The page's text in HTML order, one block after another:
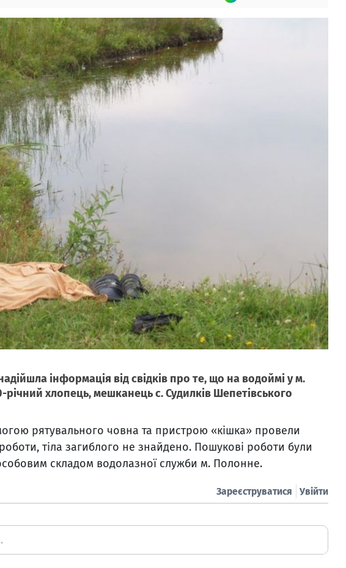
інформація від свідків про те, що на водоймі у м.
хлопець, мешканець с. Судилків Шепетівського
рятувального човна та пристрою «кішка» провели
тіла загиблого не знайдено. Пошукові роботи були
складом водолазної служби м. Полонне.
Увійти
Зареєструватися